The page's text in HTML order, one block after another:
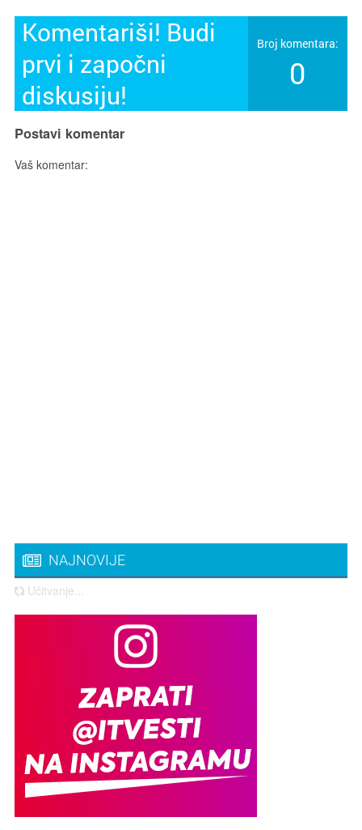
Komentariši! Budi
prvi i započni
diskusiju!
Broj komentara:
0
Postavi komentar
Vaš komentar:
NAJNOVIJE
Učitvanje...